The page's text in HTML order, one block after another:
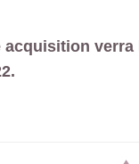
acquisition